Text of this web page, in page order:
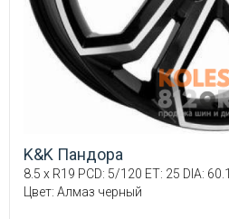
K&K Пандора
8.5 x R19 PCD: 5/120 ET: 25 DIA: 60.1
Цвет: Алмаз черный